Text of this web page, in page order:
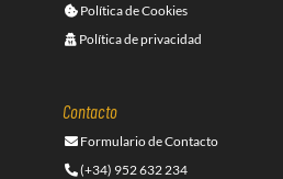
Política de Cookies
Política de privacidad
Contacto
Formulario de Contacto
(+34) 952 632 234